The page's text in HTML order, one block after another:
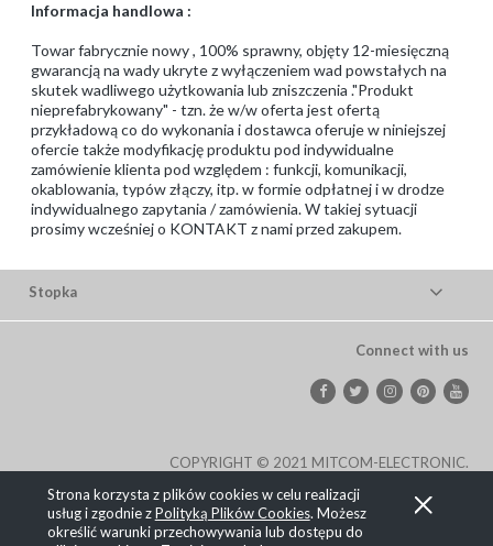
Strona korzysta z plików cookies w celu realizacji
usług i zgodnie zPolityką Plików Cookies. Możesz
określić warunki przechowywania lub dostępu do
Informacja handlowa :
Towar fabrycznie nowy , 100% sprawny, objęty 12-miesięczną
gwarancją na wady ukryte z wyłączeniem wad powstałych na
skutek wadliwego użytkowania lub zniszczenia ."Produkt
nieprefabrykowany" - tzn. że w/w oferta jest ofertą
przykładową co do wykonania i dostawca oferuje w niniejszej
ofercie także modyfikację produktu pod indywidualne
zamówienie klienta pod względem : funkcji, komunikacji,
okablowania, typów złączy, itp. w formie odpłatnej i w drodze
indywidualnego zapytania / zamówienia. W takiej sytuacji
prosimy wcześniej o KONTAKT z nami przed zakupem.
Stopka
Connect with us
COPYRIGHT © 2021 MITCOM-ELECTRONIC.
Pokaż pełną wersję strony